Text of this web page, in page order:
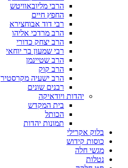
הרבי מליובאוויטש
החפץ חיים
רבי דוד אבוחצירא
הרב מרדכי אליהו
הרב יצחק כדורי
רבי שמעון בר יוחאי
הרב שטיינמן
הרב קוק
הרב ישעיה מקרסטיר
רבנים שונים
יהדות ויודאיקה
בית המקדש
הכותל
תמונות יהדות
בלוק אקרילי
כוסות קידוש
מגשי חלה
נטלות